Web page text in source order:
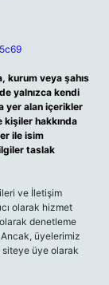
kurum veya şahıs
yalnızca kendi
yer alan içerikler
hakkında
ile isim
taslak
ve İletişim
olarak hizmet
denetleme
üyelerimiz
siteye üye olarak